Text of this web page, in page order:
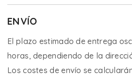
ENVÍO
El plazo estimado de entrega
horas, dependiendo de la
Los costes de envío se